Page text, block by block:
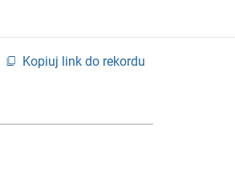
Kopiuj link do rekordu